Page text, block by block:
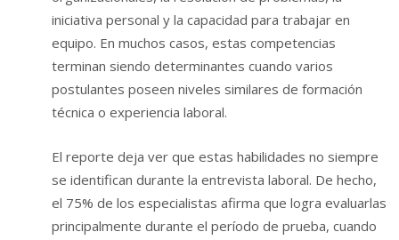
iniciativa personal y la capacidad para trabajar en
equipo. En muchos casos, estas competencias
terminan siendo determinantes cuando varios
postulantes poseen niveles similares de formación
técnica o experiencia laboral.
El reporte deja ver que estas habilidades no siempre
se identifican durante la entrevista laboral. De hecho,
el 75% de los especialistas afirma que logra evaluarlas
principalmente durante el período de prueba, cuando